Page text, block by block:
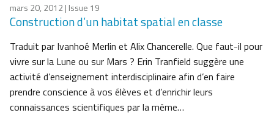
mars 20, 2012| Issue 19
Construction d’un habitat spatial en classe
Traduit par Ivanhoé Merlin et Alix Chancerelle. Que faut-il pour
vivre sur la Lune ou sur Mars ? Erin Tranfield suggère une
activité d’enseignement interdisciplinaire afin d’en faire
prendre conscience à vos élèves et d’enrichir leurs
connaissances scientifiques par la même…